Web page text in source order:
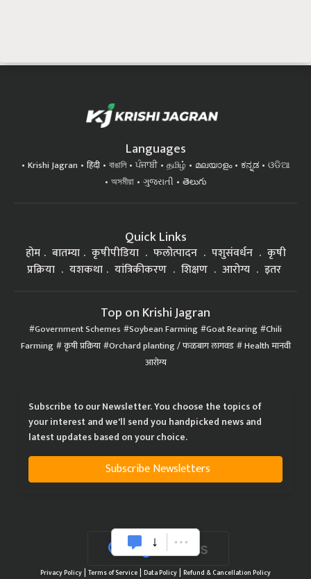
Languages
Krishi Jagran हिंदी বাঙালি ਪੰਜਾਬੀ தமிழ் മലയാളം ಕನ್ನಡ
ଓଡିଆ
অসমীয়া
ગુજરાતી తెలుగు
Quick Links
होम बातम्या कृषीपीडिया फलोत्पादन पशुसंवर्धन
कृषी
प्रक्रिया
यशकथा यांत्रिकीकरण शिक्षण आरोग्य इतर
Top on Krishi Jagran
Government Schemes Soybean Farming Goat Rearing Chili
Farming कृषी प्रक्रिया Orchard planting / फळबाग लागवड Health मानवी
आरोग्य
Subscribe to our Newsletter. You choose the topics of
your interest and we'll send you handpicked news and
latest updates based on your choice.
Subscribe Newsletters
Privacy Policy| Terms of Service| Data Policy| Refund & Cancellation Policy